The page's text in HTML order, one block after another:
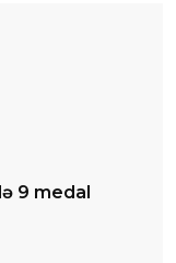
9 medal